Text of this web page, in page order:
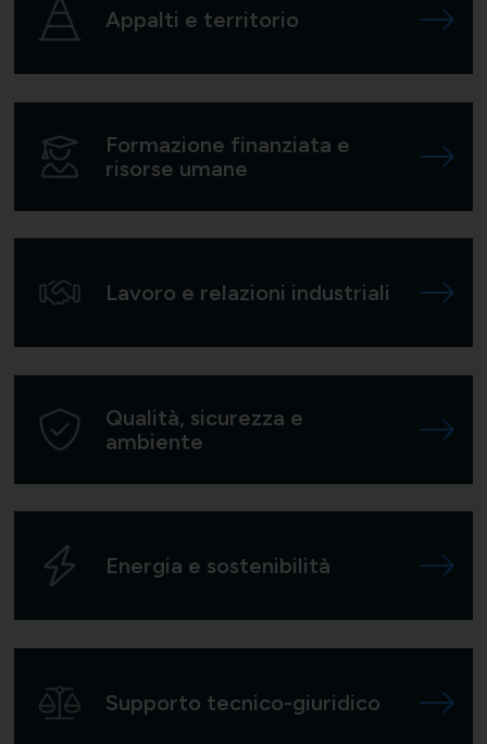
Appalti e territorio
Formazione finanziata e
risorse umane
Lavoro e relazioni industriali
Qualità, sicurezza e
ambiente
Energia e sostenibilità
Supporto tecnico-giuridico